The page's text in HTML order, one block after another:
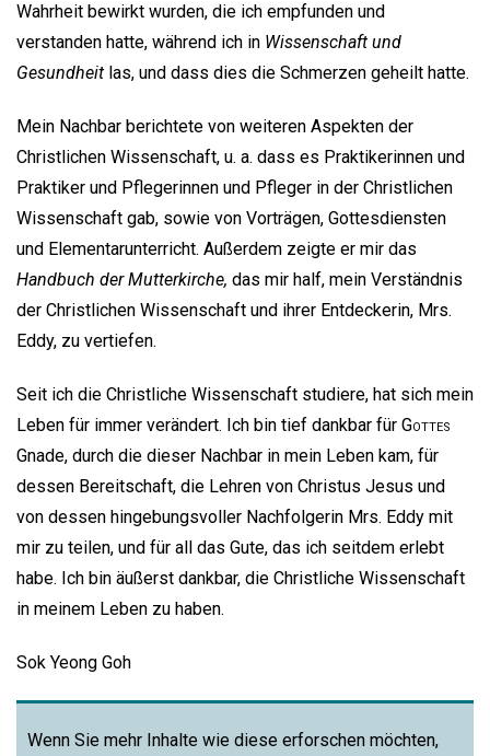
Wahrheit bewirkt wurden, die ich empfunden und
verstanden hatte, während ich in Wissenschaft und
Gesundheit las, und dass dies die Schmerzen geheilt hatte.
Mein Nachbar berichtete von weiteren Aspekten der
Christlichen Wissenschaft, u. a. dass es Praktikerinnen und
Praktiker und Pflegerinnen und Pfleger in der Christlichen
Wissenschaft gab, sowie von Vorträgen, Gottesdiensten
und Elementarunterricht. Außerdem zeigte er mir das
Handbuch der Mutterkirche, das mir half, mein Verständnis
der Christlichen Wissenschaft und ihrer Entdeckerin, Mrs.
Eddy, zu vertiefen.
Seit ich die Christliche Wissenschaft studiere, hat sich mein
Leben für immer verändert. Ich bin tief dankbar für Gottes
Gnade, durch die dieser Nachbar in mein Leben kam, für
dessen Bereitschaft, die Lehren von Christus Jesus und
von dessen hingebungsvoller Nachfolgerin Mrs. Eddy mit
mir zu teilen, und für all das Gute, das ich seitdem erlebt
habe. Ich bin äußerst dankbar, die Christliche Wissenschaft
in meinem Leben zu haben.
Sok Yeong Goh
Wenn Sie mehr Inhalte wie diese erforschen möchten,